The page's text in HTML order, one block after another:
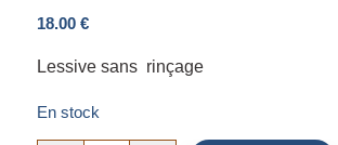
18.00 €
Lessive sans rinçage
En stock